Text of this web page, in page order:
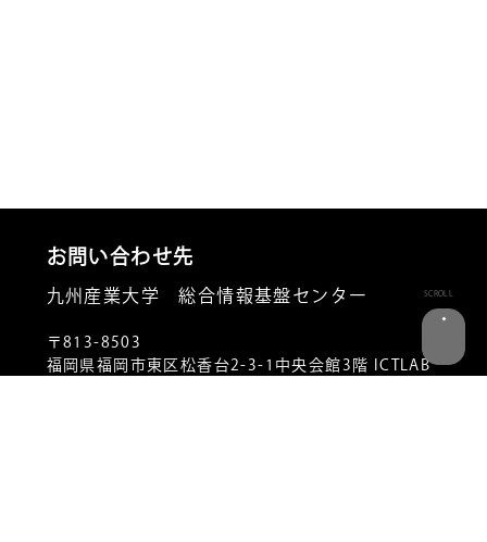
SCROLL
お問い合わせ先
九州産業大学 総合情報基盤センター
〒813-8503
福岡県福岡市東区松香台2-3-1中央会館3階 ICTLAB